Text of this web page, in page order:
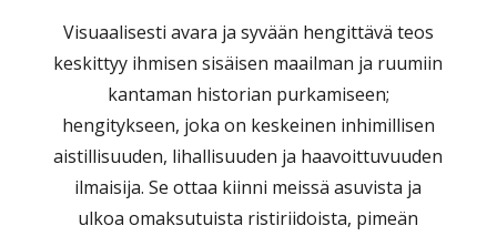
Visuaalisesti avara ja syvään hengittävä teos
keskittyy ihmisen sisäisen maailman ja ruumiin
kantaman historian purkamiseen;
hengitykseen, joka on keskeinen inhimillisen
aistillisuuden, lihallisuuden ja haavoittuvuuden
ilmaisija. Se ottaa kiinni meissä asuvista ja
ulkoa omaksutuista ristiriidoista, pimeän